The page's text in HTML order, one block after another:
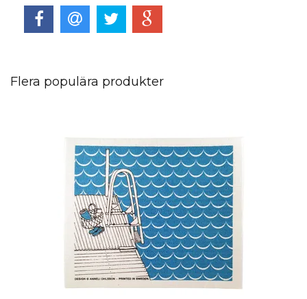
Flera populära produkter